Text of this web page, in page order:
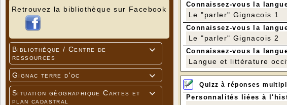
Retrouvez la bibliothèque sur Facebook

Bibliothèque / Centre de
ressources

Gignac terre d'oc

Situation géographique Cartes et
plan cadastral
Connaissez-vous la
Le "parler" Gignacois 1
Connaissez-vous la
Le "parler" Gignacois 2
Connaissez-vous la
Langue et littérature
Quizz à réponses
Personnalités liées à